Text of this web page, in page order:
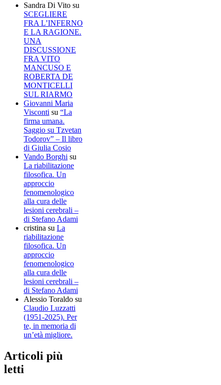
Sandra Di Vito su
SCEGLIERE
FRA L’INFERNO
E LA RAGIONE.
UNA
DISCUSSIONE
FRA VITO
MANCUSO E
ROBERTA DE
MONTICELLI
SUL RIARMO
Giovanni Maria
Visconti su “La
firma umana.
Saggio su Tzvetan
Todorov” – Il libro
di Giulia Cosio
Vando Borghi su
La riabilitazione
filosofica. Un
approccio
fenomenologico
alla cura delle
lesioni cerebrali –
di Stefano Adami
cristina su La
riabilitazione
filosofica. Un
approccio
fenomenologico
alla cura delle
lesioni cerebrali –
di Stefano Adami
Alessio Toraldo su
Claudio Luzzatti
(1951-2025). Per
te, in memoria di
un’età migliore.
Articoli più
letti